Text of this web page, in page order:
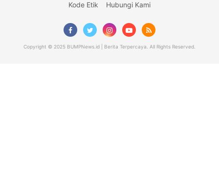
Kode Etik
Hubungi Kami
Copyright © 2025 BUMPNews.id | Berita Terpercaya. All Rights Reserved.